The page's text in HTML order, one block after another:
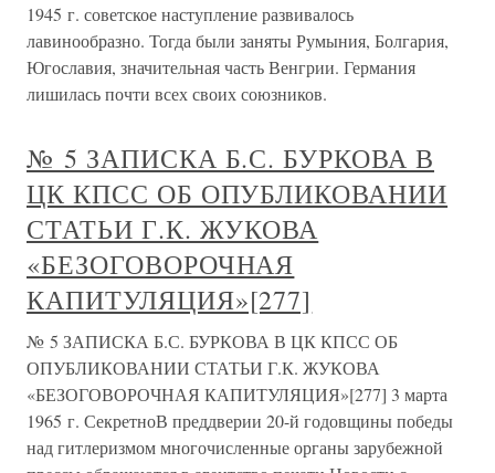
1945 г. советское наступление развивалось
лавинообразно. Тогда были заняты Румыния, Болгария,
Югославия, значительная часть Венгрии. Германия
лишилась почти всех своих союзников.
№ 5 ЗАПИСКА Б.С. БУРКОВА В
ЦК КПСС ОБ ОПУБЛИКОВАНИИ
СТАТЬИ Г.К. ЖУКОВА
«БЕЗОГОВОРОЧНАЯ
КАПИТУЛЯЦИЯ»[277]
№ 5 ЗАПИСКА Б.С. БУРКОВА В ЦК КПСС ОБ
ОПУБЛИКОВАНИИ СТАТЬИ Г.К. ЖУКОВА
«БЕЗОГОВОРОЧНАЯ КАПИТУЛЯЦИЯ»[277] 3 марта
1965 г. СекретноВ преддверии 20-й годовщины победы
над гитлеризмом многочисленные органы зарубежной